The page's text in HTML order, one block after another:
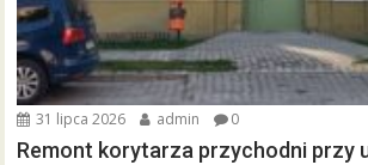
31 lipca 2026 admin 0
Remont korytarza przychodni przy